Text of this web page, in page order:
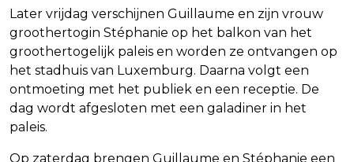
Later vrijdag verschijnen Guillaume en zijn vrouw
groothertogin Stéphanie op het balkon van het
groothertogelijk paleis en worden ze ontvangen op
het stadhuis van Luxemburg. Daarna volgt een
ontmoeting met het publiek en een receptie. De
dag wordt afgesloten met een galadiner in het
paleis.
Op zaterdag brengen Guillaume en Stéphanie een